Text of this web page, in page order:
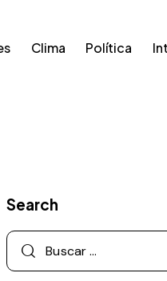
Clima Política
Search